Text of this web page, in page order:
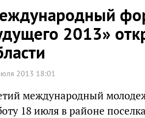
2013»
2013 18:01
международный
18 июля в районе